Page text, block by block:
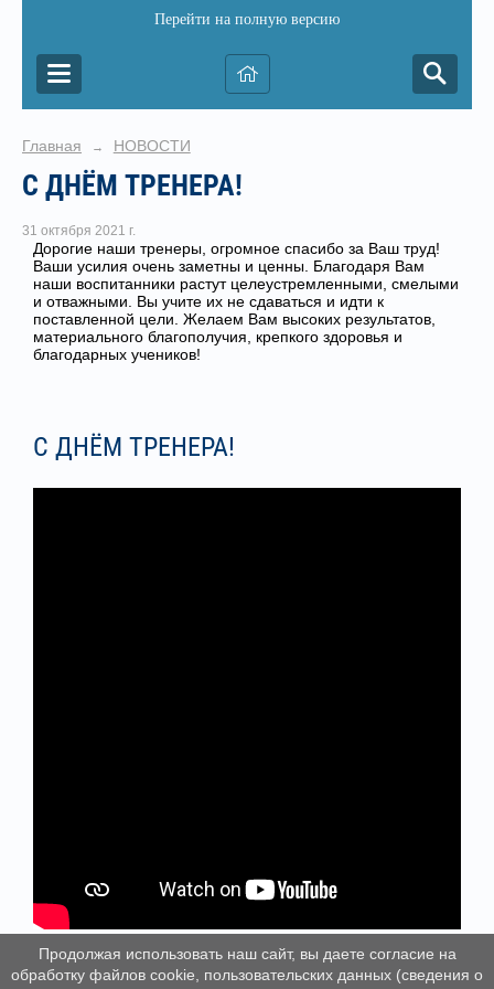
Перейти на полную версию
Главная → НОВОСТИ
С ДНЁМ ТРЕНЕРА!
31 октября 2021 г.
Дорогие наши тренеры, огромное спасибо за Ваш труд!
Ваши усилия очень заметны и ценны. Благодаря Вам
наши воспитанники растут целеустремленными, смелыми
и отважными. Вы учите их не сдаваться и идти к
поставленной цели. Желаем Вам высоких результатов,
материального благополучия, крепкого здоровья и
благодарных учеников!
С ДНЁМ ТРЕНЕРА!
Продолжая использовать наш сайт, вы даете согласие на
обработку файлов cookie, пользовательских данных (сведения о